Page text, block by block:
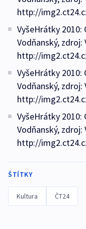
http://
VyšeHrátky
Vodňanský, zdroj:
http://
VyšeHrátky
Vodňanský, zdroj:
http://
VyšeHrátky
Vodňanský, zdroj:
http://
ŠTÍTKY
Kultura ČT24